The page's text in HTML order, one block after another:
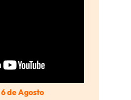
de Agosto